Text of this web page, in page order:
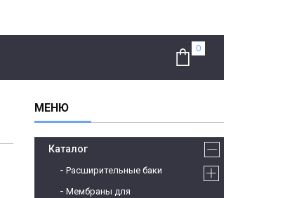
Каталог
Расширительные баки
Мембраны для